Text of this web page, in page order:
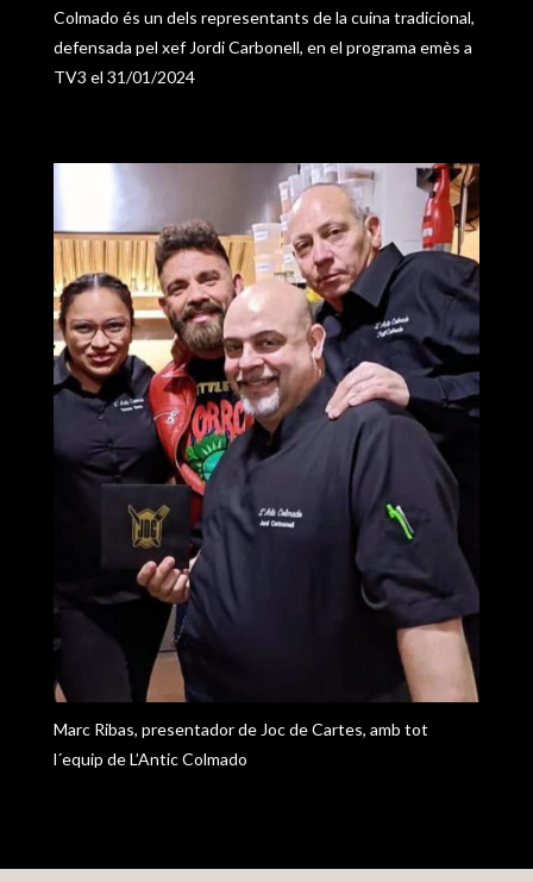
Colmado és un dels representants de la cuina tradicional,
defensada pel xef Jordi Carbonell, en el programa emès a
TV3 el 31/01/2024
Marc Ribas, presentador de Joc de Cartes, amb tot
l´equip de L’Antic Colmado